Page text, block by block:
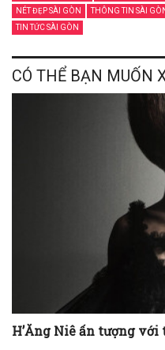
CỘNG ĐỒNG
MIỄN PHÍ XE BUÝT
THÔNG TIN SÀI GÒN
CÓ THỂ BẠN MUỐN